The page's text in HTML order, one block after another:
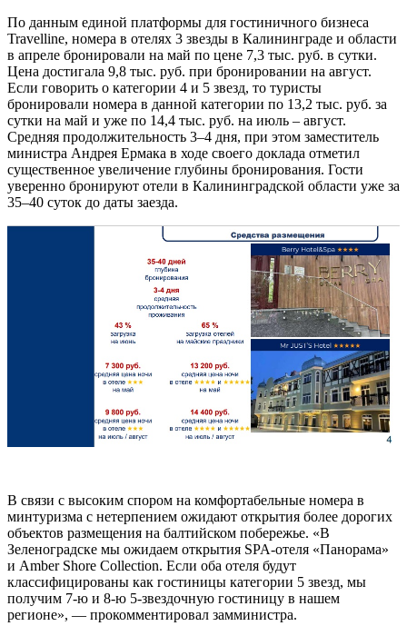
По данным единой платформы для гостиничного бизнеса
Travelline, номера в отелях 3 звезды в Калининграде и области
в апреле бронировали на май по цене 7,3 тыс. руб. в сутки.
Цена достигала 9,8 тыс. руб. при бронировании на август.
Если говорить о категории 4 и 5 звезд, то туристы
бронировали номера в данной категории по 13,2 тыс. руб. за
сутки на май и уже по 14,4 тыс. руб. на июль – август.
Средняя продолжительность 3–4 дня, при этом заместитель
министра Андрея Ермака в ходе своего доклада отметил
существенное увеличение глубины бронирования. Гости
уверенно бронируют отели в Калининградской области уже за
35–40 суток до даты заезда.
В связи с высоким спором на комфортабельные номера в
минтуризма с нетерпением ожидают открытия более дорогих
объектов размещения на балтийском побережье. «В
Зеленоградске мы ожидаем открытия SPA-отеля «Панорама»
и Amber Shore Collection. Если оба отеля будут
классифицированы как гостиницы категории 5 звезд, мы
получим 7-ю и 8-ю 5-звездочную гостиницу в нашем
регионе», — прокомментировал замминистра.